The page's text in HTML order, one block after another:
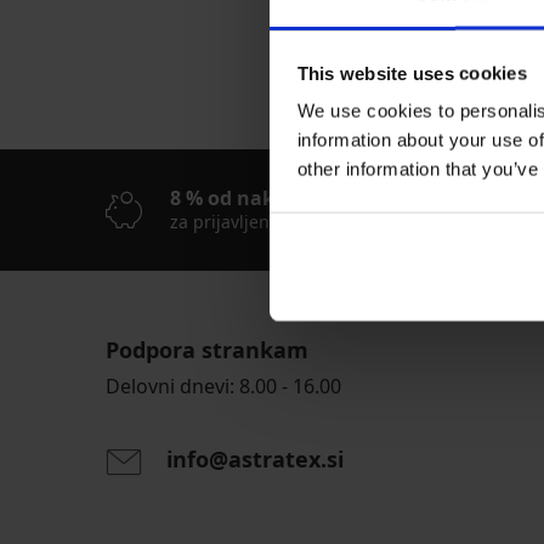
This website uses cookies
We use cookies to
information about your use
other information that
8 % od nakupa nazaj
za prijavljene stranke
Podpora strankam
Delovni dnevi: 8.00 - 16.00
info@astratex.si